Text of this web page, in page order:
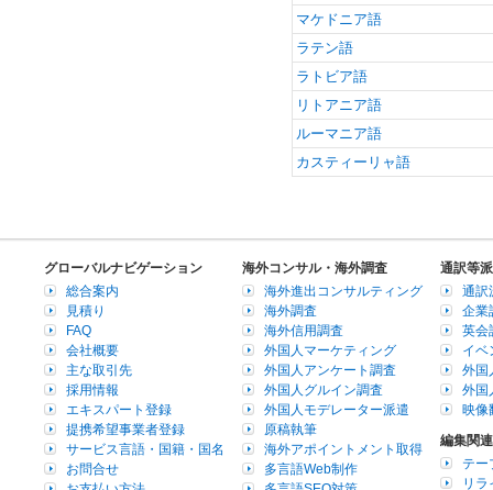
マケドニア語
ラテン語
ラトビア語
リトアニア語
ルーマニア語
カスティーリャ語
グローバルナビゲーション
総合案内
見積り
FAQ
会社概要
主な取引先
採用情報
エキスパート登録
提携希望事業者登録
サービス言語・国籍・国名
お問合せ
海外コンサル・海外調査
海外進出コンサルティング
海外調査
海外信用調査
外国人マーケティング
外国人アンケート調査
外国人グルイン調査
外国人モデレーター派遣
原稿執筆
海外アポイントメント取得
多言語Web制作
通訳等
通訳
企業
英会
イベ
外国
外国
映像
編集関連
テー
リラ